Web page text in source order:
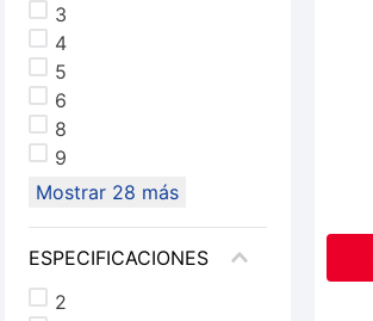
3
4
5
6
8
9
Mostrar 28 más
ESPECIFICACIONES
2